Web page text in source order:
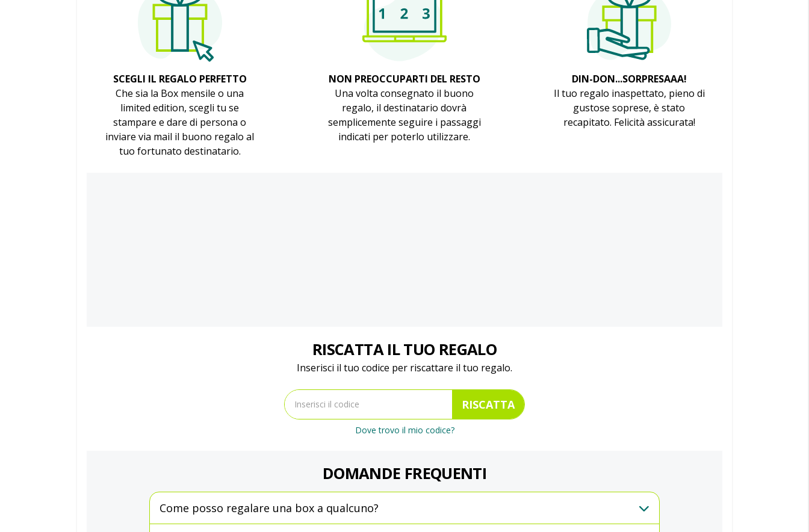
SCEGLI IL REGALO PERFETTO
Che sia la Box mensile o una
limited edition, scegli tu se
stampare e dare di persona o
inviare via mail il buono regalo al
tuo fortunato destinatario.
NON PREOCCUPARTI DEL RESTO
Una volta consegnato il buono
regalo, il destinatario dovrà
semplicemente seguire i passaggi
indicati per poterlo utilizzare.
DIN-DON...SORPRESAAA!
Il tuo regalo inaspettato, pieno di
gustose soprese, è stato
recapitato. Felicità assicurata!
RISCATTA IL TUO REGALO
Inserisci il tuo codice per riscattare il tuo regalo.
RISCATTA
Dove trovo il mio codice?
DOMANDE FREQUENTI
Come posso regalare una box a qualcuno?